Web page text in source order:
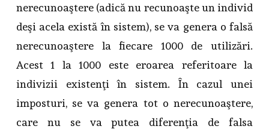
nerecunoaştere (adică nu recunoaşte un individ
deşi acela există în sistem), se va genera o falsă
nerecunoaştere la fiecare 1000 de utilizări.
Acest 1 la 1000 este eroarea referitoare la
indivizii existenţi în sistem. În cazul unei
imposturi, se va genera tot o nerecunoaştere,
care nu se va putea diferenţia de falsa